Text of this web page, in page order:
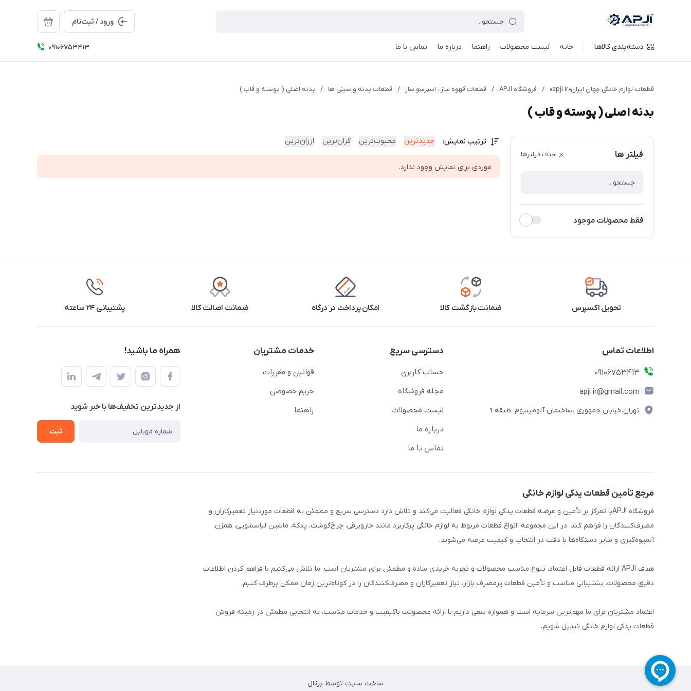
ورود / ثبت‌نام
دسته‌بندی کالاها خانه لیست محصولات راهنما درباره ما تماس با ما 09106753413
قطعات لوازم خانگی جهان ایران«apji.ir» / فروشگاه APJI / قطعات قهوه ساز ، اسپرسو ساز / قطعات بدنه و سینی ها / بدنه اصلی ( پوسته و قاب )
بدنه اصلی ( پوسته و قاب )
فیلتر ها حذف فیلترها
فقط محصولات موجود
ترتیب نمایش: جدیدترین محبوب‌ترین گران‌ترین ارزان‌ترین
موردی برای نمایش وجود ندارد.
تحویل اکسپرس ضمانت بازگشت کالا امکان پرداخت در درگاه ضمانت اصالت کالا پشتیبانی ۲۴ ساعته
اطلاعات تماس
09106753413
apji.ir@gmail.com
تهران،خیابان جمهوری ،ساختمان آلومینیوم ،طبقه ۹
دسترسی سریع
حساب کاربری
مجله فروشگاه
لیست محصولات
درباره ما
تماس با ما
خدمات مشتریان
قوانین و مقررات
حریم خصوصی
راهنما
همراه ما باشید!
از جدید‌ترین تخفیف‌ها با‌ خبر شوید
ثبت
مرجع تأمین قطعات یدکی لوازم خانگی
فروشگاه APJIبا تمرکز بر تأمین و عرضه قطعات یدکی لوازم خانگی فعالیت می‌کند و تلاش دارد دسترسی سریع و مطمئن به قطعات موردنیاز تعمیرکاران و
مصرف‌کنندگان را فراهم کند. در این مجموعه، انواع قطعات مربوط به لوازم خانگی پرکاربرد مانند جاروبرقی، چرخ‌گوشت، پنکه، ماشین لباسشویی، همزن،
آبمیوه‌گیری و سایر دستگاه‌ها با دقت در انتخاب و کیفیت عرضه می‌شوند.
هدف APJI ارائه قطعات قابل اعتماد، تنوع مناسب محصولات و تجربه خریدی ساده و مطمئن برای مشتریان است. ما تلاش می‌کنیم با فراهم کردن اطلاعات
دقیق محصولات، پشتیبانی مناسب و تأمین قطعات پرمصرف بازار، نیاز تعمیرکاران و مصرف‌کنندگان را در کوتاه‌ترین زمان ممکن برطرف کنیم.
اعتماد مشتریان برای ما مهم‌ترین سرمایه است و همواره سعی داریم با ارائه محصولات باکیفیت و خدمات مناسب، به انتخابی مطمئن در زمینه فروش
قطعات یدکی لوازم خانگی تبدیل شویم.
ساخت سایت توسط پرتال